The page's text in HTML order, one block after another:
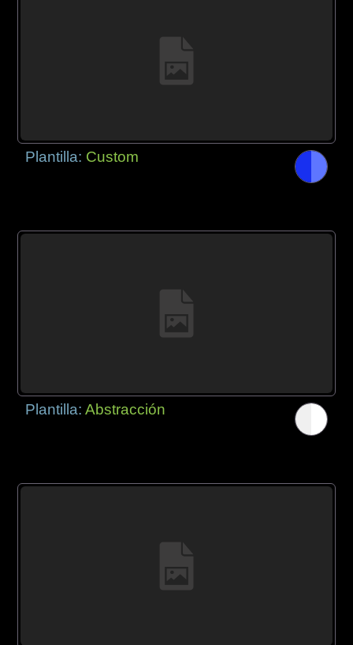
Plantilla: Custom
Plantilla:Abstracción